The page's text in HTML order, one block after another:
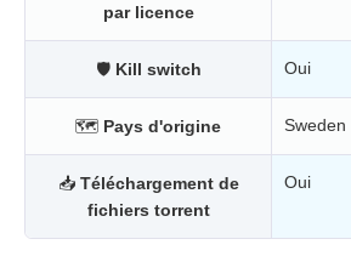
par licence
🛡 Kill switch Oui
🗺 Pays d'origine Sweden
📥 Téléchargement de
fichiers torrent
Oui